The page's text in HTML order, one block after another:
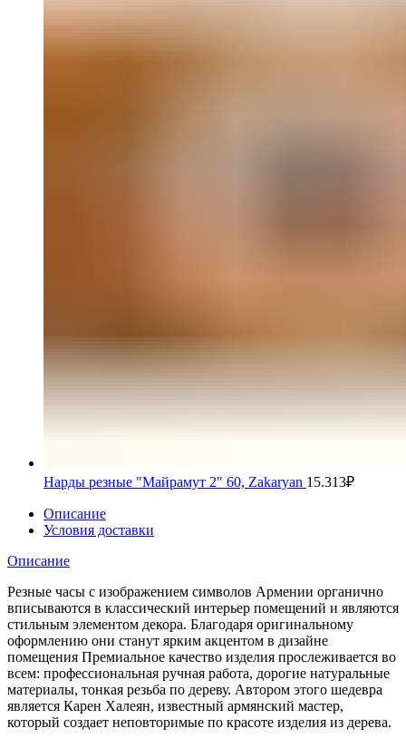
Нарды резные "Майрамут 2" 60, Zakaryan 15.313₽
Описание
Условия доставки
Описание
Резные часы с изображением символов Армении органично
вписываются в классический интерьер помещений и являются
стильным элементом декора. Благодаря оригинальному
оформлению они станут ярким акцентом в дизайне
помещения Премиальное качество изделия прослеживается во
всем: профессиональная ручная работа, дорогие натуральные
материалы, тонкая резьба по дереву. Автором этого шедевра
является Карен Халеян, известный армянский мастер,
который создает неповторимые по красоте изделия из дерева.